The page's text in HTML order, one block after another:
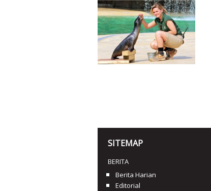
SITEMAP
BERITA
Berita Harian
Editorial